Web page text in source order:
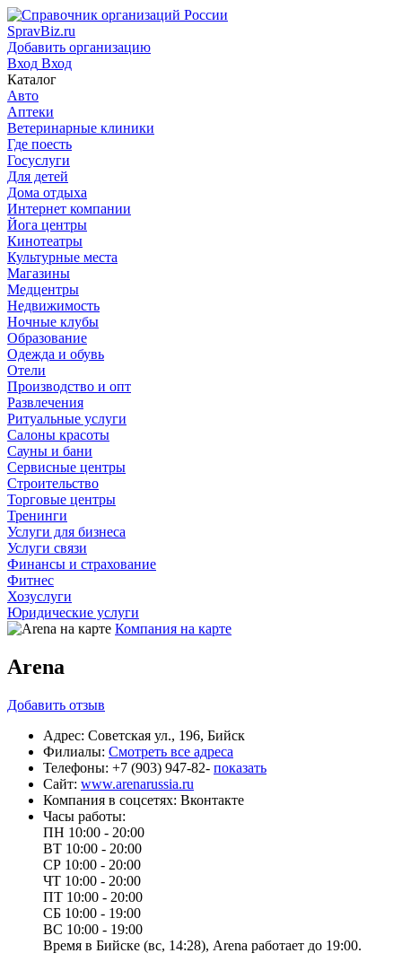
SpravBiz.ru
Добавить организацию
Вход Вход
Каталог
Авто
Аптеки
Ветеринарные клиники
Где поесть
Госуслуги
Для детей
Дома отдыха
Интернет компании
Йога центры
Кинотеатры
Культурные места
Магазины
Медцентры
Недвижимость
Ночные клубы
Образование
Одежда и обувь
Отели
Производство и опт
Развлечения
Ритуальные услуги
Салоны красоты
Сауны и бани
Сервисные центры
Строительство
Торговые центры
Тренинги
Услуги для бизнеса
Услуги связи
Финансы и страхование
Фитнес
Хозуслуги
Юридические услуги
Компания на карте
Arena
Добавить отзыв
Адрес: Советская ул., 196, Бийск
Филиалы: Смотреть все адреса
Телефоны: +7 (903) 947-82- показать
Сайт: www.arenarussia.ru
Компания в соцсетях: Вконтакте
Часы работы:
ПН 10:00 - 20:00
ВТ 10:00 - 20:00
СР 10:00 - 20:00
ЧТ 10:00 - 20:00
ПТ 10:00 - 20:00
СБ 10:00 - 19:00
ВС 10:00 - 19:00
Время в Бийске (вс, 14:28), Arena работает до 19:00.